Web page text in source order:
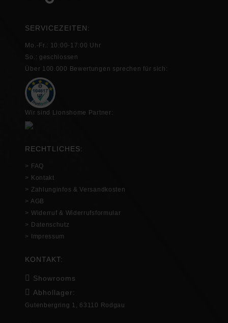
SERVICEZEITEN:
Mo.-Fr.: 10:00-17:00 Uhr
So.: geschlossen
Über 100.000 Bewertungen sprechen für sich:
Wir sind Lionshome Partner:
RECHTLICHES:
> FAQ
> Kontakt
> Zahlunginfos & Versandkosten
> AGB
> Widerruf & Widerrufsformular
> Datenschutz
> Impressum
KONTAKT:
Showrooms
Abhollager:
Gutenbergring 1, 63110 Rodgau